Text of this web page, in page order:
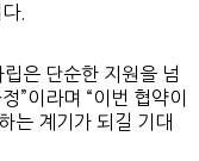
.
은 단순한 지원을 넘
”이라며 “이번 협약이
는 계기가 되길 기대